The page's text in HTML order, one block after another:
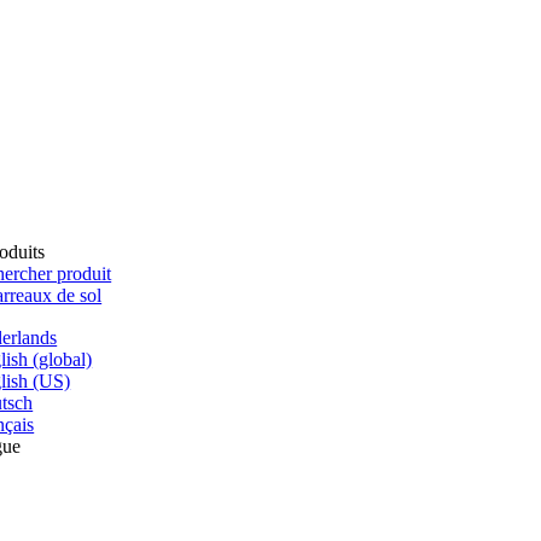
(global)
(US)
produit
de sol